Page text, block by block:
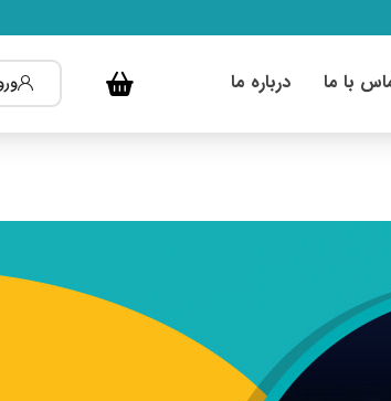
با ما درباره ما